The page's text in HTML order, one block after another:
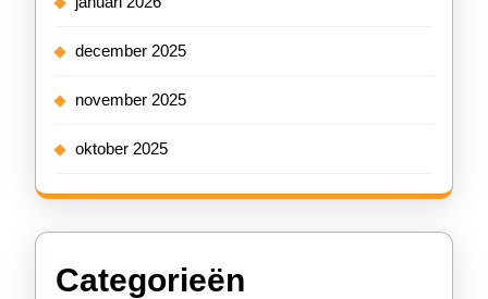
december 2025
november 2025
oktober 2025
Categorieën